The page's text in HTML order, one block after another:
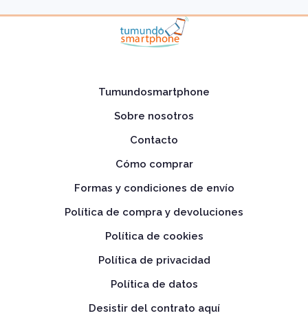
Tumundosmartphone
Sobre nosotros
Contacto
Cómo comprar
Formas y condiciones de envío
Política de compra y devoluciones
Política de cookies
Política de privacidad
Política de datos
Desistir del contrato aquí